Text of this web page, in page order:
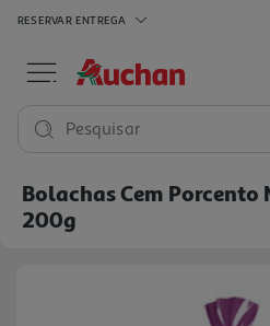
RESERVAR ENTREGA
Pesquisar
Bolachas Cem Porcento
200g